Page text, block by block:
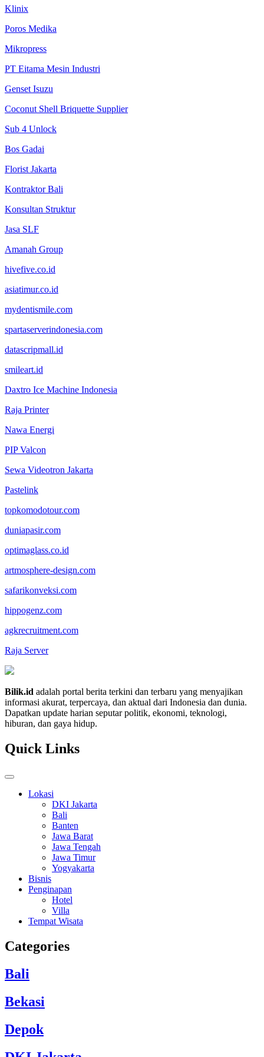
Klinix
Poros Medika
Mikropress
PT Eitama Mesin Industri
Genset Isuzu
Coconut Shell Briquette Supplier
Sub 4 Unlock
Bos Gadai
Florist Jakarta
Kontraktor Bali
Konsultan Struktur
Jasa SLF
Amanah Group
hivefive.co.id
asiatimur.co.id
mydentismile.com
spartaserverindonesia.com
datascripmall.id
smileart.id
Daxtro Ice Machine Indonesia
Raja Printer
Nawa Energi
PIP Valcon
Sewa Videotron Jakarta
Pastelink
topkomodotour.com
duniapasir.com
optimaglass.co.id
artmosphere-design.com
safarikonveksi.com
hippogenz.com
agkrecruitment.com
Raja Server
Bilik.id adalah portal berita terkini dan terbaru yang menyajikan
informasi akurat, terpercaya, dan aktual dari Indonesia dan dunia.
Dapatkan update harian seputar politik, ekonomi, teknologi,
hiburan, dan gaya hidup.
Quick Links
Lokasi
DKI Jakarta
Bali
Banten
Jawa Barat
Jawa Tengah
Jawa Timur
Yogyakarta
Bisnis
Penginapan
Hotel
Villa
Tempat Wisata
Categories
Bali
Bekasi
Depok